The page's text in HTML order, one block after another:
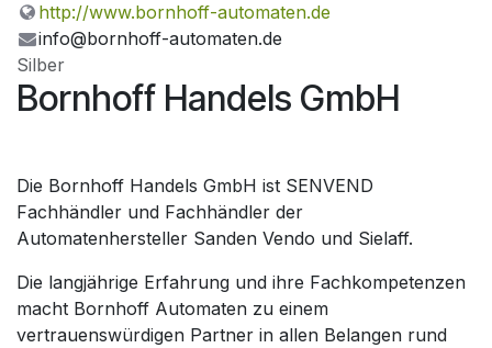
http://www.bornhoff-automaten.de
info@bornhoff-automaten.de
Silber
Bornhoff Handels GmbH
Die Bornhoff Handels GmbH ist SENVEND
Fachhändler und Fachhändler der
Automatenhersteller Sanden Vendo und Sielaff.
Die langjährige Erfahrung und ihre Fachkompetenzen
macht Bornhoff Automaten zu einem
vertrauenswürdigen Partner in allen Belangen rund